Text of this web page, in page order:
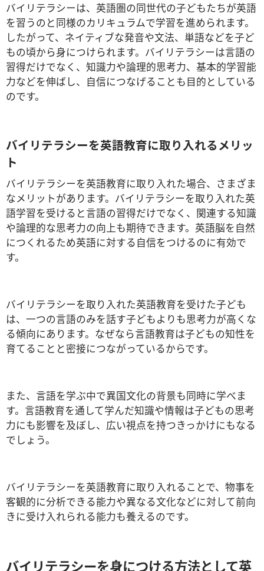
バイリテラシーは、英語圏の同世代の子どもたちが英語
を習うのと同様のカリキュラムで学習を進められます。
したがって、ネイティブな発音や文法、単語などを子ど
もの頃から身につけられます。 バイリテラシーは言語の
習得だけでなく、知識力や論理的思考力、基本的学習能
力などを伸ばし、自信につなげることも目的としている
のです。
バイリテラシーを英語教育に取り入れるメリッ
ト
バイリテラシーを英語教育に取り入れた場合、さまざま
なメリットがあります。バイリテラシーを取り入れた英
語学習を受けると言語の習得だけでなく、関連する知識
や論理的な思考力の向上も期待できます。英語脳を自然
につくれるため英語に対する自信をつけるのに有効で
す。
バイリテラシーを取り入れた英語教育を受けた子ども
は、一つの言語のみを話す子どもよりも思考力が高くな
る傾向にあります。なぜなら言語教育は子どもの知性を
育てることと密接につながっているからです。
また、言語を学ぶ中で異国文化の背景も同時に学べま
す。言語教育を通して学んだ知識や情報は子どもの思考
力にも影響を及ぼし、広い視点を持つきっかけにもなる
でしょう。
バイリテラシーを英語教育に取り入れることで、物事を
客観的に分析できる能力や異なる文化などに対して前向
きに受け入れられる能力も養えるのです。
バイリテラシーを身につける方法として英